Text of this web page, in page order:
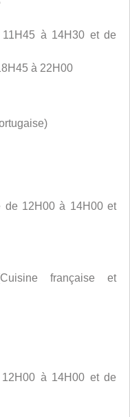
à 14H30 et de
à 22H00
de 12H00 à 14H00 et
française et
à 14H00 et de